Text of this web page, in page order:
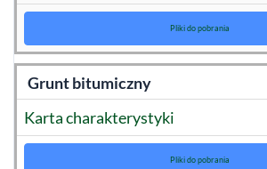
Pliki do pobrania
Grunt bitumiczny
Karta charakterystyki
Pliki do pobrania